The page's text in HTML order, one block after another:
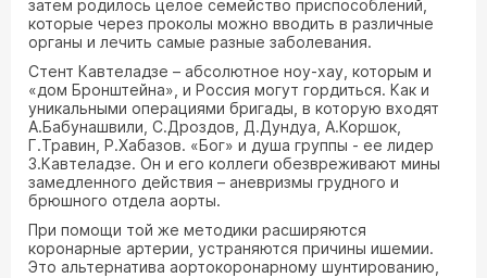
затем родилось целое семейство приспособлений,
которые через проколы можно вводить в различные
органы и лечить самые разные заболевания.
Стент Кавтеладзе – абсолютное ноу-хау, которым и
«дом Бронштейна», и Россия могут гордиться. Как и
уникальными операциями бригады, в которую входят
А.Бабунашвили, С.Дроздов, Д.Дундуа, А.Коршок,
Г.Травин, Р.Хабазов. «Бог» и душа группы - ее лидер
З.Кавтеладзе. Он и его коллеги обезвреживают мины
замедленного действия – аневризмы грудного и
брюшного отдела аорты.
При помощи той же методики расширяются
коронарные артерии, устраняются причины ишемии.
Это альтернатива аортокоронарному шунтированию,